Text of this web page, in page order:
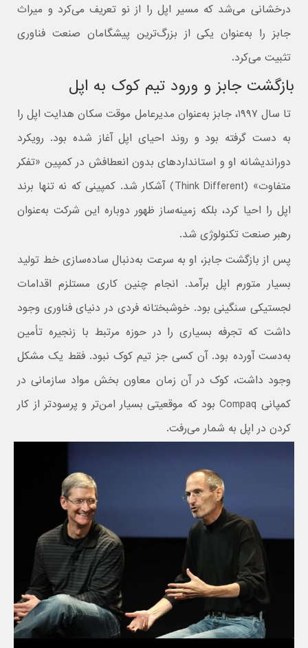
درخشانی می‌شد که مسیر اپل را از نو تعریف می‌کرد و میراث
جابز را به‌عنوان یکی از بزرگ‌ترین پیشگامان صنعت فناوری
تثبیت می‌کرد.
بازگشت جابز و ورود تیم کوک به اپل
تا سال ۱۹۹۷، جابز به‌عنوان مدیرعامل موقت سکان هدایت اپل را
به دست گرفته بود و روند احیای اپل آغاز شده بود. رویکرد
دوراندیشانه او و استانداردهای بدون انعطافش در کمپین «تفکر
متفاوت» (Think Different) آشکار شد. کمپینی که نه تنها برند
اپل را احیا کرد، بلکه زمینه‌ساز ظهور دوباره این شرکت به‌عنوان
رهبر صنعت تکنولوژی شد.
پس از بازگشت جابز، او به سرعت به‌دنبال ساده‌سازی خط تولید
بسیار متورم اپل برآمد. انجام چنین کاری مستلزم اقدامات
لجستیکی سنگینی بود. خوشبختانه فردی در دنیای فناوری وجود
داشت که تجرفه بسیاری را در حوزه مرتبط با زنجیره‌ تأمین
به‌دست آورده بود. آن کسی جز تیم کوک نبود. فقط یک مشکل
وجود داشت، کوک در آن زمان معاون بخش مواد سازمانی در
کمپانی Compaq بود که موقعیتی بسیار امن‌تر و پرسودتر از کار
کردن در اپل به شمار می‌رفت.